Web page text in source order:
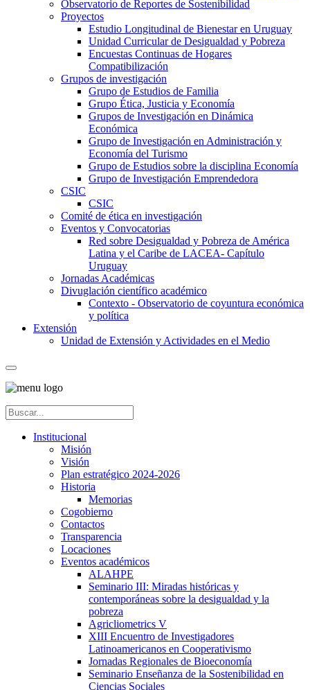
Observatorio de Reportes de Sostenibilidad
Proyectos
Estudio Longitudinal de Bienestar en Uruguay
Unidad Curricular de Desigualdad y Pobreza
Encuestas Continuas de Hogares
Compatibilización
Grupos de investigación
Grupo de Estudios de Familia
Grupo Ética, Justicia y Economía
Grupos de Investigación en Dinámica
Económica
Grupo de Investigación en Administración y
Economía del Turismo
Grupo de Estudios sobre la disciplina Economía
Grupo de Investigación Emprendedora
CSIC
CSIC
Comité de ética en investigación
Eventos y Convocatorias
Red sobre Desigualdad y Pobreza de América
Latina y el Caribe de LACEA- Capítulo
Uruguay
Jornadas Académicas
Divuglación científico académico
Contexto - Observatorio de coyuntura económica
y política
Extensión
Unidad de Extensión y Actividades en el Medio
Institucional
Misión
Visión
Plan estratégico 2024-2026
Historia
Memorias
Cogobierno
Contactos
Transparencia
Locaciones
Eventos académicos
ALAHPE
Seminario III: Miradas históricas y
contemporáneas sobre la desigualdad y la
pobreza
Agricliometrics V
XIII Encuentro de Investigadores
Latinoamericanos en Cooperativismo
Jornadas Regionales de Bioeconomía
Seminario Enseñanza de la Sostenibilidad en
Ciencias Sociales